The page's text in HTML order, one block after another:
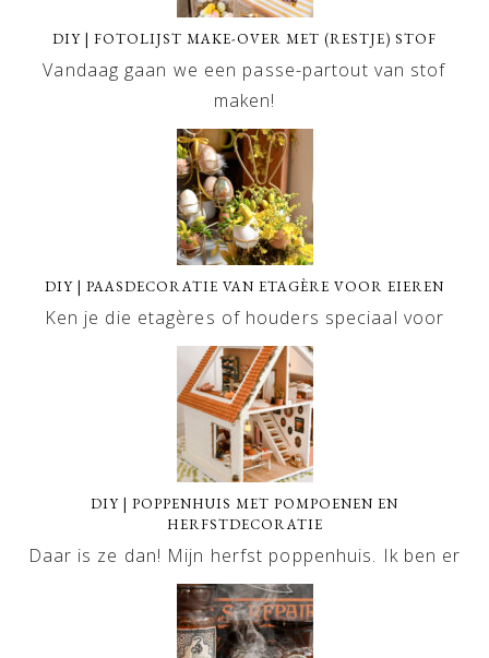
DIY | FOTOLIJST MAKE-OVER MET (RESTJE) STOF
Vandaag gaan we een passe-partout van stof
maken!
DIY | PAASDECORATIE VAN ETAGÈRE VOOR EIEREN
Ken je die etagères of houders speciaal voor
DIY | POPPENHUIS MET POMPOENEN EN
HERFSTDECORATIE
Daar is ze dan! Mijn herfst poppenhuis. Ik ben er